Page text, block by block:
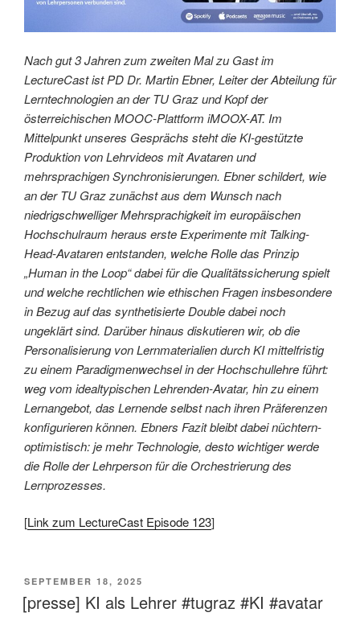
Nach gut 3 Jahren zum zweiten Mal zu Gast im
LectureCast ist PD Dr. Martin Ebner, Leiter der Abteilung für
Lerntechnologien an der TU Graz und Kopf der
österreichischen MOOC-Plattform iMOOX-AT. Im
Mittelpunkt unseres Gesprächs steht die KI-gestützte
Produktion von Lehrvideos mit Avataren und
mehrsprachigen Synchronisierungen. Ebner schildert, wie
an der TU Graz zunächst aus dem Wunsch nach
niedrigschwelliger Mehrsprachigkeit im europäischen
Hochschulraum heraus erste Experimente mit Talking-
Head-Avataren entstanden, welche Rolle das Prinzip
„Human in the Loop“ dabei für die Qualitätssicherung spielt
und welche rechtlichen wie ethischen Fragen insbesondere
in Bezug auf das synthetisierte Double dabei noch
ungeklärt sind. Darüber hinaus diskutieren wir, ob die
Personalisierung von Lernmaterialien durch KI mittelfristig
zu einem Paradigmenwechsel in der Hochschullehre führt:
weg vom idealtypischen Lehrenden-Avatar, hin zu einem
Lernangebot, das Lernende selbst nach ihren Präferenzen
konfigurieren können. Ebners Fazit bleibt dabei nüchtern-
optimistisch: je mehr Technologie, desto wichtiger werde
die Rolle der Lehrperson für die Orchestrierung des
Lernprozesses.
[Link zum LectureCast Episode 123]
VERÖFFENTLICHT
AM
SEPTEMBER 18, 2025
[presse] KI als Lehrer #tugraz #KI #avatar